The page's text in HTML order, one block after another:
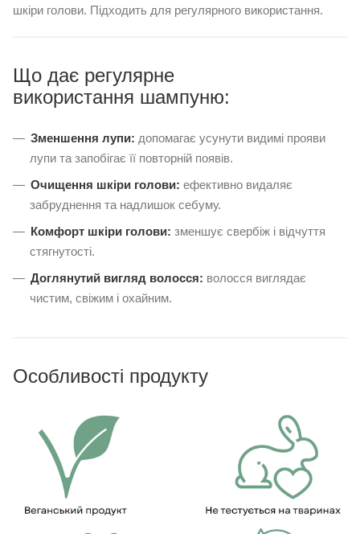
шкіри голови. Підходить для регулярного використання.
Що дає регулярне
використання шампуню:
Зменшення лупи: допомагає усунути видимі прояви
лупи та запобігає її повторній появів.
Очищення шкіри голови: ефективно видаляє
забруднення та надлишок себуму.
Комфорт шкіри голови: зменшує свербіж і відчуття
стягнутості.
Доглянутий вигляд волосся: волосся виглядає
чистим, свіжим і охайним.
Особливості продукту